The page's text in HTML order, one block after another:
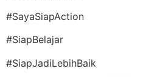
#SayaSiapAction
#SiapBelajar
#SiapJadiLebihBaik